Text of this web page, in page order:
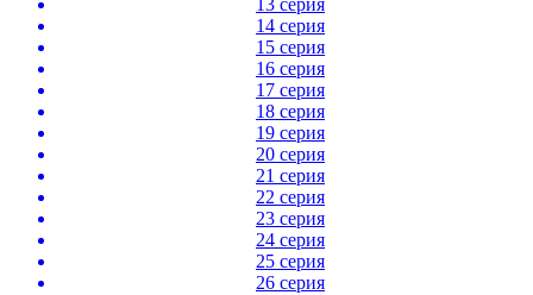
13 серия
14 серия
15 серия
16 серия
17 серия
18 серия
19 серия
20 серия
21 серия
22 серия
23 серия
24 серия
25 серия
26 серия